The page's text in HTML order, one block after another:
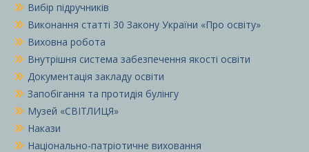
Вибір підручників
Виконання статті 30 Закону України «Про освіту»
Виховна робота
Внутрішня система забезпечення якості освіти
Документація закладу освіти
Запобігання та протидія булінгу
Музей «СВІТЛИЦЯ»
Накази
Національно-патріотичне виховання